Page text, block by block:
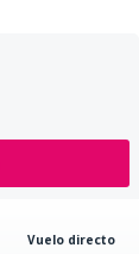
Vuelo directo